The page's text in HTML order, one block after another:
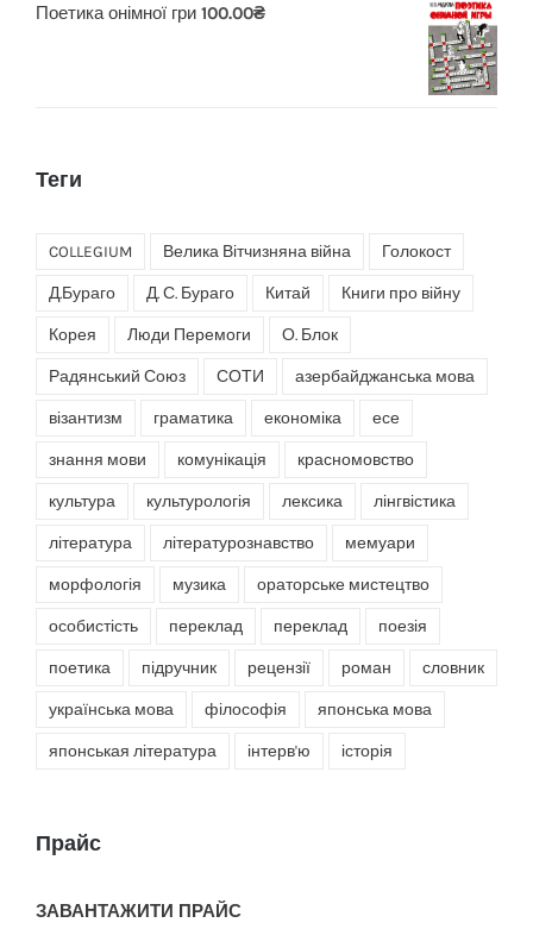
Поетика онімної гри 100.00₴
Теги
COLLEGIUM Велика Вітчизняна війна Голокост
Д.Бураго Д. С. Бураго Китай Книги про війну
Корея Люди Перемоги О. Блок
Радянський Союз СОТИ азербайджанська мова
візантизм граматика економіка есе
знання мови комунікація красномовство
культура культурологія лексика лінгвістика
література літературознавство мемуари
морфологія музика ораторське мистецтво
особистість переклад переклад поезія
поетика підручник рецензії роман словник
українська мова філософія японська мова
японськая література інтерв'ю історія
Прайс
ЗАВАНТАЖИТИ ПРАЙС